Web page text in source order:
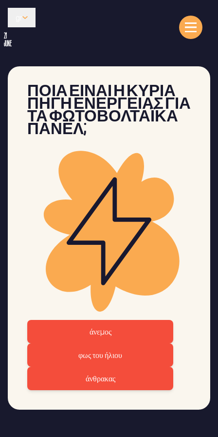
21
JUNE
ΠΟΙΑ ΕΊΝΑΙ Η ΚΎΡΙΑ
ΠΗΓΉ ΕΝΈΡΓΕΙΑΣ ΓΙΑ
ΤΑ ΦΩΤΟΒΟΛΤΑΪΚΆ
ΠΆΝΕΛ;
άνεμος
φως του ήλιου
άνθρακας